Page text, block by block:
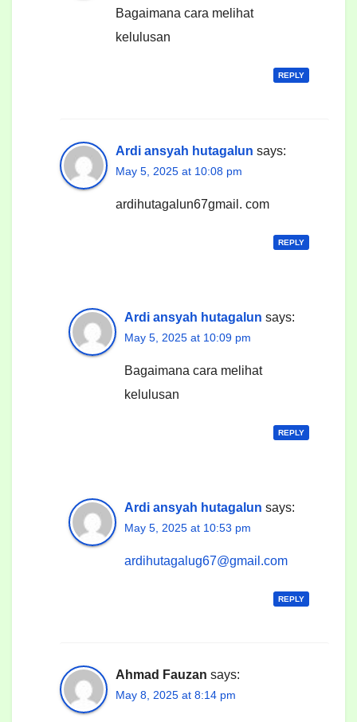
Bagaimana cara melihat
kelulusan
REPLY
Ardi ansyah hutagalun says:
May 5, 2025 at 10:08 pm
ardihutagalun67gmail. com
REPLY
Ardi ansyah hutagalun says:
May 5, 2025 at 10:09 pm
Bagaimana cara melihat
kelulusan
REPLY
Ardi ansyah hutagalun says:
May 5, 2025 at 10:53 pm
ardihutagalug67@gmail.com
REPLY
Ahmad Fauzan says:
May 8, 2025 at 8:14 pm